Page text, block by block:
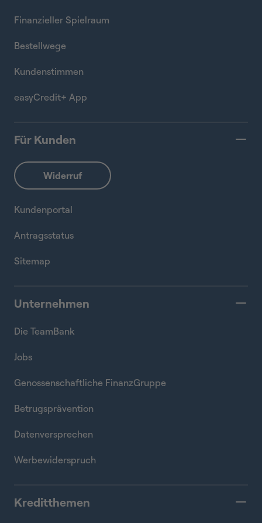
Finanzieller Spielraum
Bestellwege
Kundenstimmen
easyCredit+ App
Für Kunden
Kundenportal
Antragsstatus
Sitemap
Unternehmen
Die TeamBank
Jobs
Genossenschaftliche FinanzGruppe
Betrugsprävention
Datenversprechen
Werbewiderspruch
Kreditthemen